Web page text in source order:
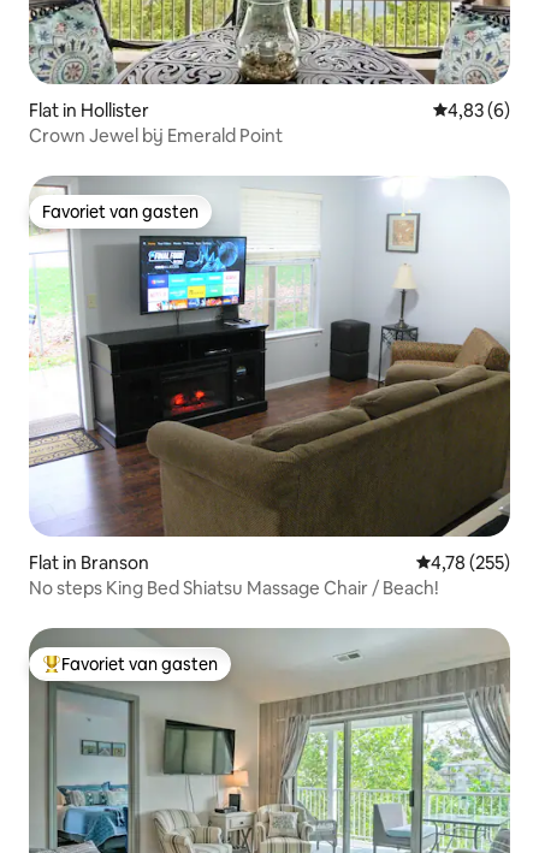
Flat in Hollister Gemiddelde
4,83 (6)
Crown Jewel bij Emerald Point
Favoriet van gasten
Favoriet van gasten
Flat in Branson Gemiddelde
4,78 (255)
No steps King Bed Shiatsu Massage Chair / Beach!
Topfavoriet van gasten
Favoriet van gasten